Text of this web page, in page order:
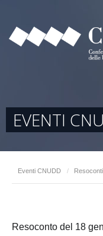
EVENTI
Eventi CNUDD /
Resoconto del 18